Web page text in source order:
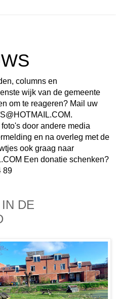
columns en
wijk van de gemeente
om te reageren? Mail uw
door andere media
en na overleg met de
ook graag naar
Een donatie schenken?
89
DE